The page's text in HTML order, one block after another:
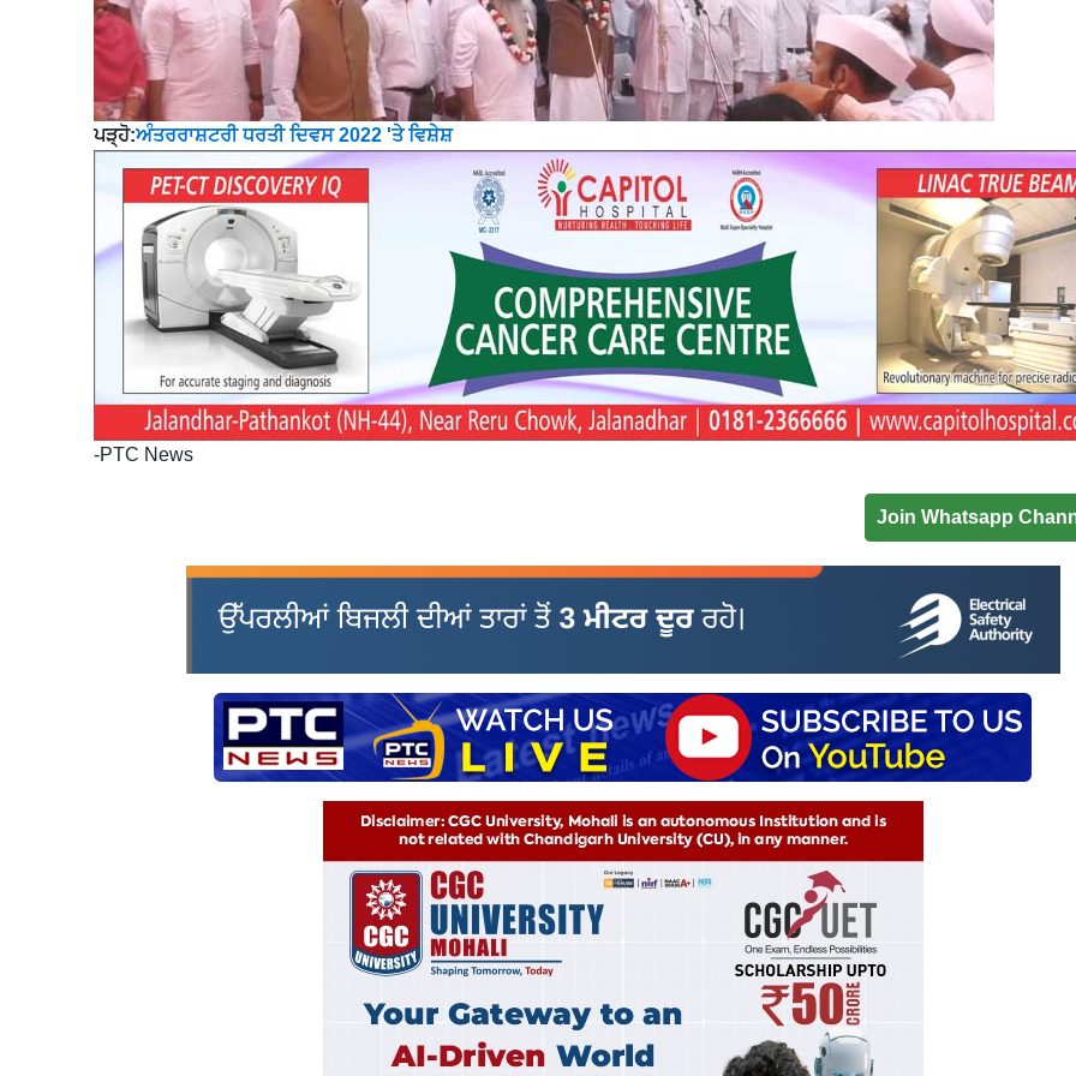
ਪੜ੍ਹੋ:ਅੰਤਰਰਾਸ਼ਟਰੀ ਧਰਤੀ ਦਿਵਸ 2022 'ਤੇ ਵਿਸ਼ੇਸ਼
-PTC News
Join Whatsapp